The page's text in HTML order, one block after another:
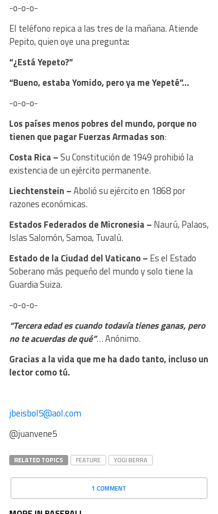
-o-o-o-
El teléfono repica a las tres de la mañana. Atiende
Pepito, quien oye una pregunta:
“¿Está Yepeto?”
“Bueno, estaba Yomido, pero ya me Yepeté”…
-o-o-o-
Los países menos pobres del mundo, porque no
tienen que pagar Fuerzas Armadas son:
Costa Rica –Su Constitución de 1949 prohibió la
existencia de un ejército permanente.
Liechtenstein –Abolió su ejército en 1868 por
razones económicas.
Estados Federados de Micronesia – Naurú, Palaos,
Islas Salomón, Samoa, Tuvalú.
Estado de la Ciudad del Vaticano – Es el Estado
Soberano más pequeño del mundo y solo tiene la
Guardia Suiza.
-o-o-o-
“Tercera edad es cuando todavía tienes ganas, pero
no te acuerdas de qué”… Anónimo.
Gracias a la vida que me ha dado tanto, incluso un
lector como tú.
jbeisbol5@aol.com
@juanvene5
RELATED TOPICS FEATURE YOGI BERRA
1 COMMENT